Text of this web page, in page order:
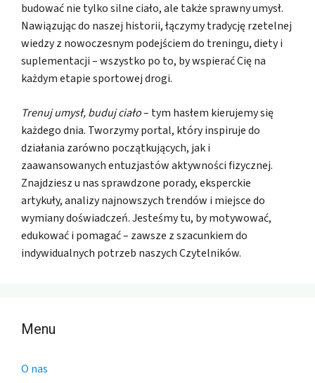
budować nie tylko silne ciało, ale także sprawny umysł.
Nawiązując do naszej historii, łączymy tradycję rzetelnej
wiedzy z nowoczesnym podejściem do treningu, diety i
suplementacji – wszystko po to, by wspierać Cię na
każdym etapie sportowej drogi.
Trenuj umysł, buduj ciało– tym hasłem kierujemy się
każdego dnia. Tworzymy portal, który inspiruje do
działania zarówno początkujących, jak i
zaawansowanych entuzjastów aktywności fizycznej.
Znajdziesz u nas sprawdzone porady, eksperckie
artykuły, analizy najnowszych trendów i miejsce do
wymiany doświadczeń. Jesteśmy tu, by motywować,
edukować i pomagać – zawsze z szacunkiem do
indywidualnych potrzeb naszych Czytelników.
Menu
O nas